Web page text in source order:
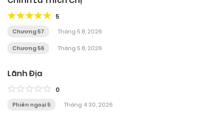
5
Chương 57 Tháng 5 8, 2026
Chương 56 Tháng 5 8, 2026
Lãnh Địa
0
Phiên ngoại 5 Tháng 4 30, 2026